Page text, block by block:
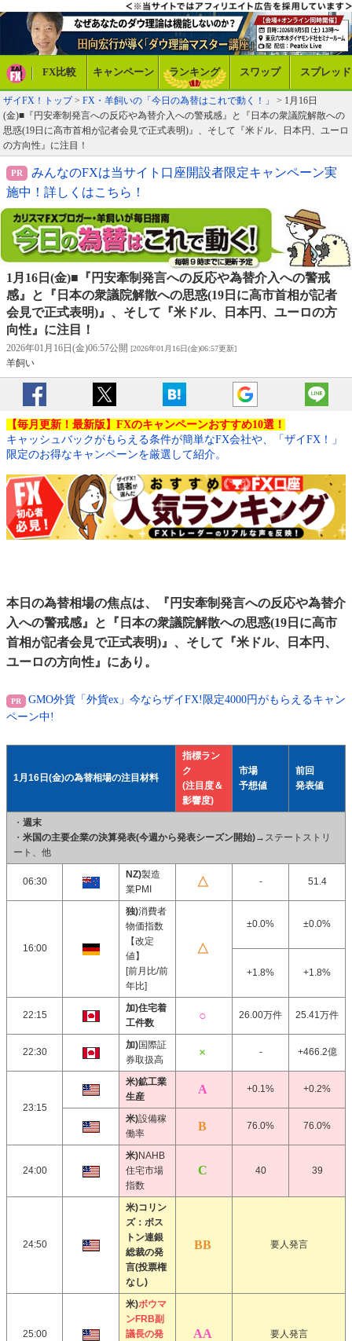
FX比較 キャンペーン ランキング スワップ スプレッド
ザイFX！トップ> FX・羊飼いの「今日の為替はこれで動く！」
> 1月16日
(金)■『円安牽制発言への反応や為替介入への警戒感』と『日本の衆議院解散への
思惑(19日に高市首相が記者会見で正式表明)』、そして『米ドル、日本円、ユーロ
の方向性』に注目！
みんなのFXは当サイト口座開設者限定キャンペーン実
施中！詳しくはこちら！
1月16日(金)■『円安牽制発言への反応や為替介入への警戒
感』と『日本の衆議院解散への思惑(19日に高市首相が記者
会見で正式表明)』、そして『米ドル、日本円、ユーロの方
向性』に注目！
2026年01月16日(金)06:57公開 [2026年01月16日(金)06:57更新]
羊飼い
【毎月更新！最新版】FXのキャンペーンおすすめ10選！
キャッシュバックがもらえる条件が簡単なFX会社や、「ザイFX！」
限定のお得なキャンペーンを厳選して紹介。
本日の為替相場の焦点は、『円安牽制発言への反応や為替介
入への警戒感』と『日本の衆議院解散への思惑(19日に高市
首相が記者会見で正式表明)』、そして『米ドル、日本円、
ユーロの方向性』にあり。
GMO外貨「外貨ex」今ならザイFX!限定4000円がもらえるキャン
ペーン中!
1月16日(金)の為替相場の注目材料
指標ラン
ク
(注目度＆
影響度)
市場
予想値
前回
発表値
・ 週末
・ 米国の主要企業の決算発表(今週から発表シーズン開始)→ステートストリ
ート、他
06:30
NZ)製造
業PMI
- 51.4
16:00
独)消費者
物価指数
【改定
値】
[前月比/前
年比]
±0.0% ±0.0%
+1.8% +1.8%
22:15
加)住宅着
工件数
26.00万件 25.41万件
22:30
加)国際証
券取扱高
- +466.2億
23:15
米)鉱工業
生産
+0.1% +0.2%
米)設備稼
働率
76.0% 76.0%
24:00
米)NAHB
住宅市場
指数
40 39
24:50
米)コリン
ズ：ボス
トン連銀
総裁の発
言(投票権
なし)
要人発言
25:00
米)ボウマ
ンFRB副
議長の発
要人発言